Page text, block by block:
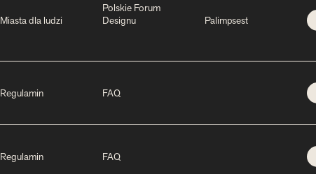
Miasta dla ludzi
Polskie Forum
Designu
Palimpsest
Regulamin FAQ
Regulamin FAQ